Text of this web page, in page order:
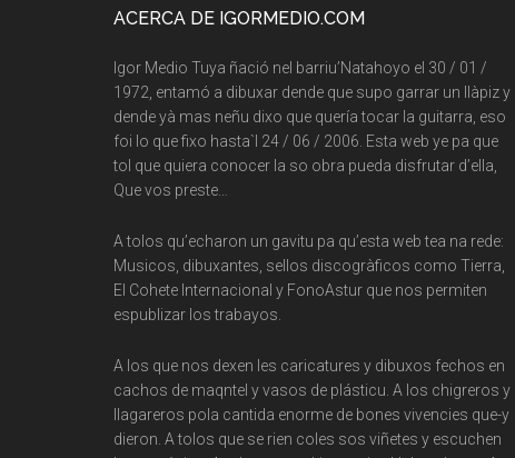
ACERCA DE IGORMEDIO.COM
Igor Medio Tuya ñació nel barriu’Natahoyo el 30 / 01 /
1972, entamó a dibuxar dende que supo garrar un llàpiz y
dende yà mas neñu dixo que quería tocar la guitarra, eso
foi lo que fixo hasta`l 24 / 06 / 2006. Esta web ye pa que
tol que quiera conocer la so obra pueda disfrutar d’ella,
Que vos preste…
A tolos qu’echaron un gavitu pa qu’esta web tea na rede:
Musicos, dibuxantes, sellos discogràficos como Tierra,
El Cohete Internacional y FonoAstur que nos permiten
espublizar los trabayos.
A los que nos dexen les caricatures y dibuxos fechos en
cachos de maqntel y vasos de plásticu. A los chigreros y
llagareros pola cantida enorme de bones vivencies que-y
dieron. A tolos que se rien coles sos viñetes y escuchen